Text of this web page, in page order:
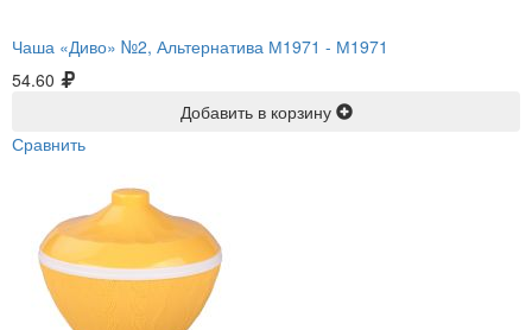
Чаша «Диво» №2, Альтернатива М1971 - М1971
54.60
Добавить в корзину
Сравнить